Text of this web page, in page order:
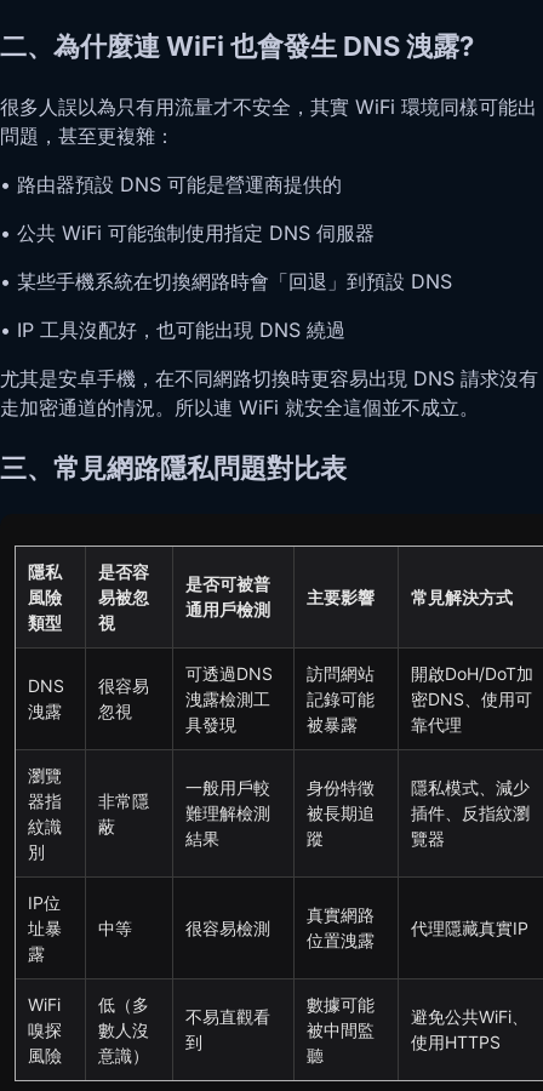
二、為什麼連 WiFi 也會發生 DNS 洩露?
很多人誤以為只有用流量才不安全，其實 WiFi 環境同樣可能出
問題，甚至更複雜：
• 路由器預設 DNS 可能是營運商提供的
• 公共 WiFi 可能強制使用指定 DNS 伺服器
• 某些手機系統在切換網路時會「回退」到預設 DNS
• IP 工具沒配好，也可能出現 DNS 繞過
尤其是安卓手機，在不同網路切換時更容易出現 DNS 請求沒有
走加密通道的情況。所以連 WiFi 就安全這個並不成立。
三、常見網路隱私問題對比表
隱私
風險
類型
是否容
易被忽
視
是否可被普
通用戶檢測
主要影響 常見解決方式
DNS
洩露
很容易
忽視
可透過DNS
洩露檢測工
具發現
訪問網站
記錄可能
被暴露
開啟DoH/DoT加
密DNS、使用可
靠代理
瀏覽
器指
紋識
別
非常隱
蔽
一般用戶較
難理解檢測
結果
身份特徵
被長期追
蹤
隱私模式、減少
插件、反指紋瀏
覽器
IP位
址暴
露
中等 很容易檢測
真實網路
位置洩露
代理隱藏真實IP
WiFi
嗅探
風險
低（多
數人沒
意識）
不易直觀看
到
數據可能
被中間監
聽
避免公共WiFi、
使用HTTPS